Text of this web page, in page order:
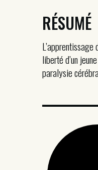
RÉSUMÉ
liberté d’un
paralysie